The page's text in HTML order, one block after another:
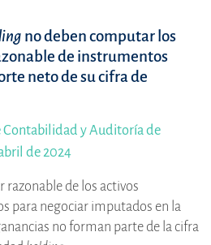
no deben computar los
de instrumentos
neto de su cifra de
y Auditoría de
de 2024
razonable de los activos
para negociar imputados en la
no forman parte de la cifra